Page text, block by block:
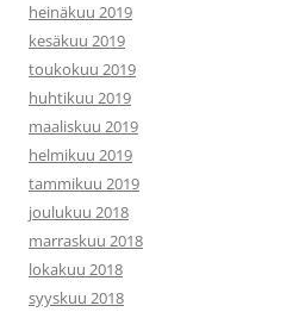
heinäkuu 2019
kesäkuu 2019
toukokuu 2019
huhtikuu 2019
maaliskuu 2019
helmikuu 2019
tammikuu 2019
joulukuu 2018
marraskuu 2018
lokakuu 2018
syyskuu 2018